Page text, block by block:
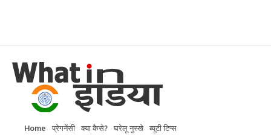
Home प्रेगनेंसी क्या कैसे? घरेलू नुस्खे ब्यूटी टिप्स